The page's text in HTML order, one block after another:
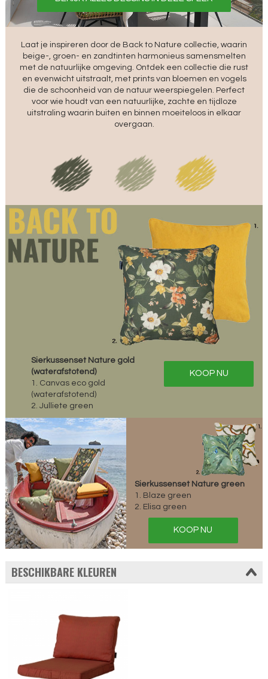
Laat je inspireren door de Back to Nature collectie, waarin
beige-, groen- en zandtinten harmonieus samensmelten
met de natuurlijke omgeving. Ontdek een collectie die rust
en evenwicht uitstraalt, met prints van bloemen en vogels
die de schoonheid van de natuur weerspiegelen. Perfect
voor wie houdt van een natuurlijke, zachte en tijdloze
uitstraling waarin buiten en binnen moeiteloos in elkaar
overgaan.
Sierkussenset Nature gold
(waterafstotend)
1. Canvas eco gold
(waterafstotend)
2. Julliete green
KOOP NU
Sierkussenset Nature green
1. Blaze green
2. Elisa green
KOOP NU
BESCHIKBARE KLEUREN